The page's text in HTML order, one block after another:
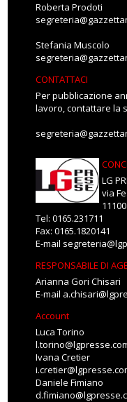
Roberta Prodoti
Stefania Muscolo
CONTATTACI
Per pubblicazione
lavoro, contattare la
LG
via
Tel: 0165.231711
Fax: 0165.1820141
E-mail
RESPONSABILE DI
Arianna Gori Chisari
E-mail
Account
Luca Torino
Ivana Cretier
Daniele Fimiano